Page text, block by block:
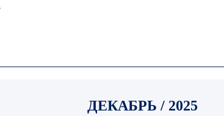
ДЕКАБРЬ / 2025